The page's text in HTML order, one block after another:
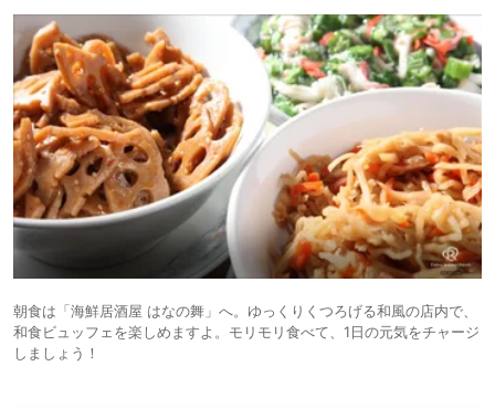
朝食は「海鮮居酒屋 はなの舞」へ。ゆっくりくつろげる和風の店内で、
和食ビュッフェを楽しめますよ。モリモリ食べて、1日の元気をチャージ
しましょう！